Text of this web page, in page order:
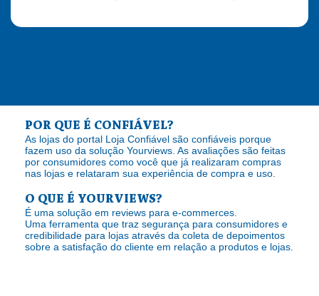
POR QUE É CONFIÁVEL?
As lojas do portal Loja Confiável são confiáveis porque
fazem uso da solução Yourviews. As avaliações são feitas
por consumidores como você que já realizaram compras
nas lojas e relataram sua experiência de compra e uso.
O QUE É YOURVIEWS?
É uma solução em reviews para e-commerces.
Uma ferramenta que traz segurança para consumidores e
credibilidade para lojas através da coleta de depoimentos
sobre a satisfação do cliente em relação a produtos e lojas.